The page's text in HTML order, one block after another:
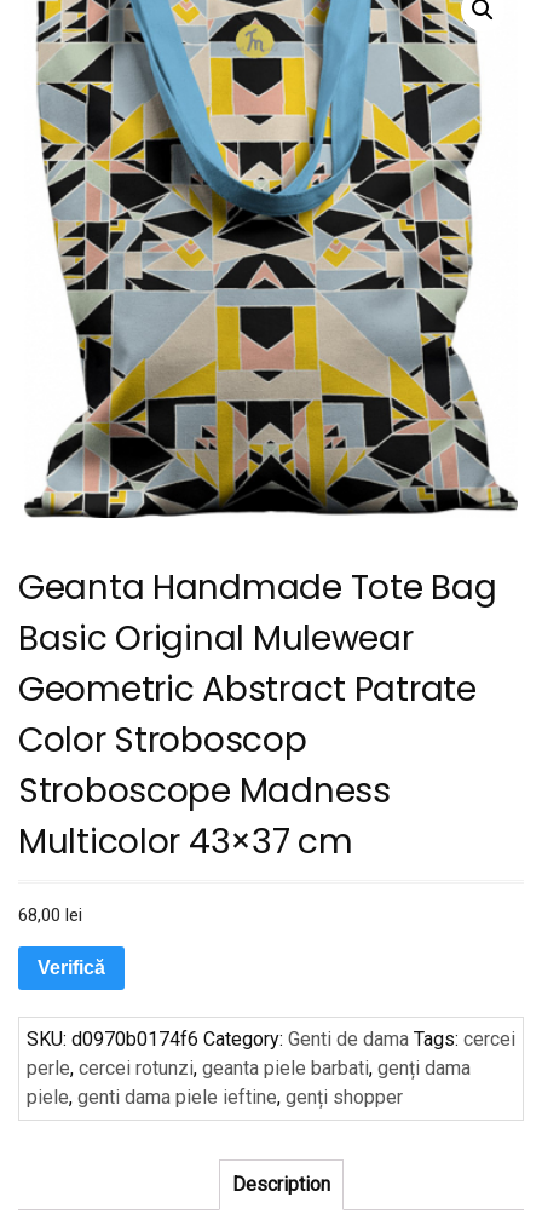
Geanta Handmade Tote Bag
Basic Original Mulewear
Geometric Abstract Patrate
Color Stroboscop
Stroboscope Madness
Multicolor 43×37 cm
68,00 lei
Verifică
SKU: d0970b0174f6 Category: Genti de dama Tags: cercei
perle, cercei rotunzi, geanta piele barbati, genți dama
piele, genti dama piele ieftine, genți shopper
Description